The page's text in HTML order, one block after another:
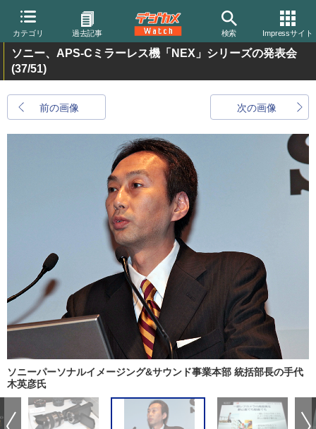
カテゴリ 過去記事 検索 Impressサイト
ソニー、APS-Cミラーレス機「NEX」シリーズの発表会
(37/51)
前の画像 次の画像
ソニーパーソナルイメージング&サウンド事業本部 統括部長の手代
木英彦氏